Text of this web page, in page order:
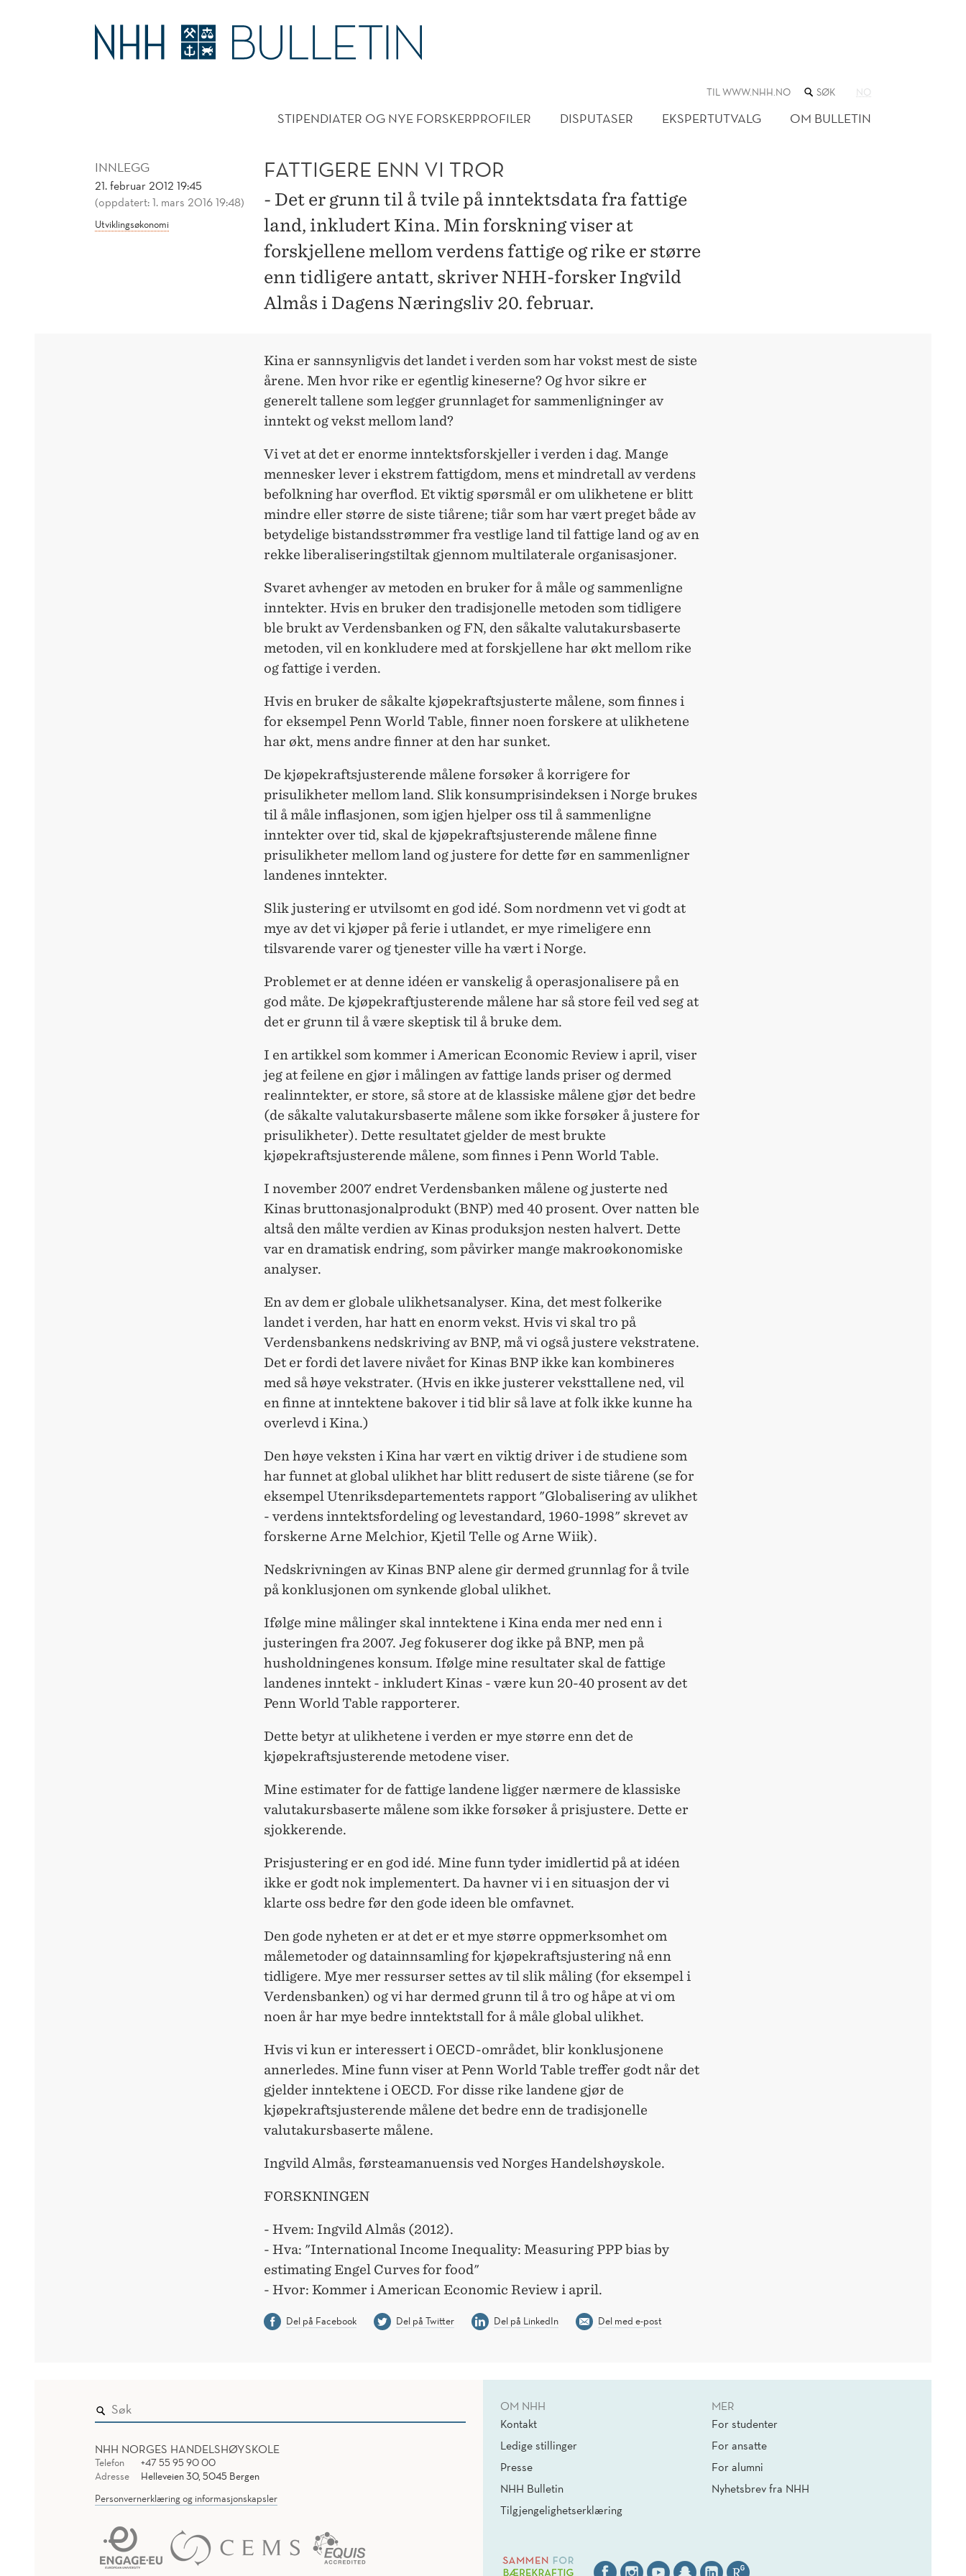
FATTIGERE
TIL WWW.NHH.NO SØK
NETTSTEDET
NO
STIPENDIATER OG NYE FORSKERPROFILER DISPUTASER EKSPERTUTVALG OM BULLETIN
INNLEGG
21. februar 2012 19:45
(oppdatert: 1. mars 2016 19:48)
Utviklingsøkonomi
FATTIGERE ENN VI TROR
- Det er grunn til å tvile på inntektsdata fra fattige
land, inkludert Kina. Min forskning viser at
forskjellene mellom verdens fattige og rike er større
enn tidligere antatt, skriver NHH-forsker Ingvild
Almås i Dagens Næringsliv 20. februar.
Kina er sannsynligvis det landet i verden som har vokst mest de siste
årene. Men hvor rike er egentlig kineserne? Og hvor sikre er
generelt tallene som legger grunnlaget for sammenligninger av
inntekt og vekst mellom land?
Vi vet at det er enorme inntektsforskjeller i verden i dag. Mange
mennesker lever i ekstrem fattigdom, mens et mindretall av verdens
befolkning har overflod. Et viktig spørsmål er om ulikhetene er blitt
mindre eller større de siste tiårene; tiår som har vært preget både av
betydelige bistandsstrømmer fra vestlige land til fattige land og av en
rekke liberaliseringstiltak gjennom multilaterale organisasjoner.
Svaret avhenger av metoden en bruker for å måle og sammenligne
inntekter. Hvis en bruker den tradisjonelle metoden som tidligere
ble brukt av Verdensbanken og FN, den såkalte valutakursbaserte
metoden, vil en konkludere med at forskjellene har økt mellom rike
og fattige i verden.
Hvis en bruker de såkalte kjøpekraftsjusterte målene, som finnes i
for eksempel Penn World Table, finner noen forskere at ulikhetene
har økt, mens andre finner at den har sunket.
De kjøpekraftsjusterende målene forsøker å korrigere for
prisulikheter mellom land. Slik konsumprisindeksen i Norge brukes
til å måle inflasjonen, som igjen hjelper oss til å sammenligne
inntekter over tid, skal de kjøpekraftsjusterende målene finne
prisulikheter mellom land og justere for dette før en sammenligner
landenes inntekter.
Slik justering er utvilsomt en god idé. Som nordmenn vet vi godt at
mye av det vi kjøper på ferie i utlandet, er mye rimeligere enn
tilsvarende varer og tjenester ville ha vært i Norge.
Problemet er at denne idéen er vanskelig å operasjonalisere på en
god måte. De kjøpekraftjusterende målene har så store feil ved seg at
det er grunn til å være skeptisk til å bruke dem.
I en artikkel som kommer i American Economic Review i april, viser
jeg at feilene en gjør i målingen av fattige lands priser og dermed
realinntekter, er store, så store at de klassiske målene gjør det bedre
(de såkalte valutakursbaserte målene som ikke forsøker å justere for
prisulikheter). Dette resultatet gjelder de mest brukte
kjøpekraftsjusterende målene, som finnes i Penn World Table.
I november 2007 endret Verdensbanken målene og justerte ned
Kinas bruttonasjonalprodukt (BNP) med 40 prosent. Over natten ble
altså den målte verdien av Kinas produksjon nesten halvert. Dette
var en dramatisk endring, som påvirker mange makroøkonomiske
analyser.
En av dem er globale ulikhetsanalyser. Kina, det mest folkerike
landet i verden, har hatt en enorm vekst. Hvis vi skal tro på
Verdensbankens nedskriving av BNP, må vi også justere vekstratene.
Det er fordi det lavere nivået for Kinas BNP ikke kan kombineres
med så høye vekstrater. (Hvis en ikke justerer veksttallene ned, vil
en finne at inntektene bakover i tid blir så lave at folk ikke kunne ha
overlevd i Kina.)
Den høye veksten i Kina har vært en viktig driver i de studiene som
har funnet at global ulikhet har blitt redusert de siste tiårene (se for
eksempel Utenriksdepartementets rapport "Globalisering av ulikhet
- verdens inntektsfordeling og levestandard, 1960-1998" skrevet av
forskerne Arne Melchior, Kjetil Telle og Arne Wiik).
Nedskrivningen av Kinas BNP alene gir dermed grunnlag for å tvile
på konklusjonen om synkende global ulikhet.
Ifølge mine målinger skal inntektene i Kina enda mer ned enn i
justeringen fra 2007. Jeg fokuserer dog ikke på BNP, men på
husholdningenes konsum. Ifølge mine resultater skal de fattige
landenes inntekt - inkludert Kinas - være kun 20-40 prosent av det
Penn World Table rapporterer.
Dette betyr at ulikhetene i verden er mye større enn det de
kjøpekraftsjusterende metodene viser.
Mine estimater for de fattige landene ligger nærmere de klassiske
valutakursbaserte målene som ikke forsøker å prisjustere. Dette er
sjokkerende.
Prisjustering er en god idé. Mine funn tyder imidlertid på at idéen
ikke er godt nok implementert. Da havner vi i en situasjon der vi
klarte oss bedre før den gode ideen ble omfavnet.
Den gode nyheten er at det er et mye større oppmerksomhet om
målemetoder og datainnsamling for kjøpekraftsjustering nå enn
tidligere. Mye mer ressurser settes av til slik måling (for eksempel i
Verdensbanken) og vi har dermed grunn til å tro og håpe at vi om
noen år har mye bedre inntektstall for å måle global ulikhet.
Hvis vi kun er interessert i OECD-området, blir konklusjonene
annerledes. Mine funn viser at Penn World Table treffer godt når det
gjelder inntektene i OECD. For disse rike landene gjør de
kjøpekraftsjusterende målene det bedre enn de tradisjonelle
valutakursbaserte målene.
Ingvild Almås, førsteamanuensis ved Norges Handelshøyskole.
FORSKNINGEN
- Hvem: Ingvild Almås (2012).
- Hva: "International Income Inequality: Measuring PPP bias by
estimating Engel Curves for food"
- Hvor: Kommer i American Economic Review i april.
Del på Facebook Del på Twitter Del på LinkedIn Del med e-post
NHH NORGES HANDELSHØYSKOLE
Telefon
+47 55 95 90 00
Adresse
Helleveien 30, 5045 Bergen
Personvernerklæring og informasjonskapsler
OM NHH
Kontakt
Ledige stillinger
Presse
NHH Bulletin
Tilgjengelighetserklæring
MER
For studenter
For ansatte
For alumni
Nyhetsbrev fra NHH